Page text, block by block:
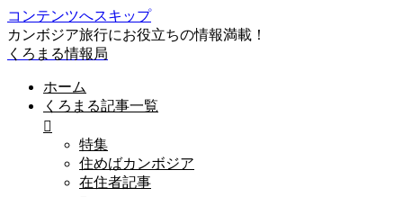
コンテンツへスキップ
カンボジア旅行にお役立ちの情報満載！
くろまる情報局
ホーム
くろまる記事一覧
特集
住めばカンボジア
在住者記事